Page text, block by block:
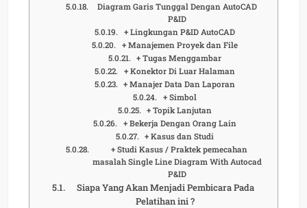
Diagram Garis Tunggal Dengan AutoCAD
P&ID
+ Lingkungan P&ID AutoCAD
+ Manajemen Proyek dan File
+ Tugas Menggambar
+ Konektor Di Luar Halaman
+ Manajer Data Dan Laporan
+ Simbol
+ Topik Lanjutan
+ Bekerja Dengan Orang Lain
+ Kasus dan Studi
+ Studi Kasus / Praktek pemecahan
masalah Single Line Diagram With Autocad
P&ID
Siapa Yang Akan Menjadi Pembicara Pada
Pelatihan ini ?